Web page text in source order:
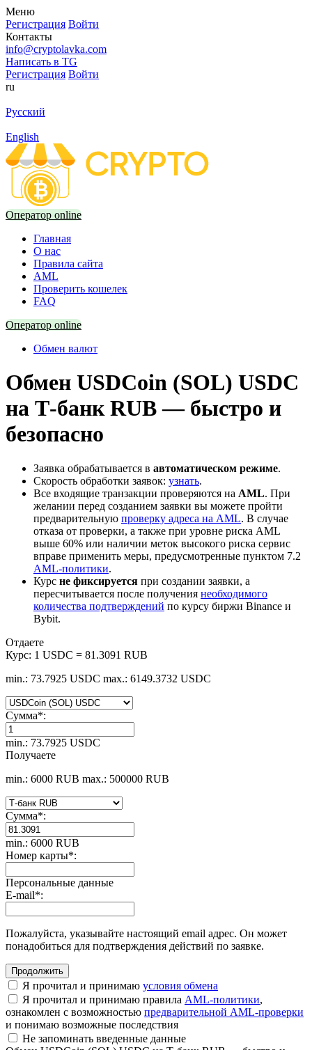
Меню
Регистрация Войти
Контакты
info@cryptolavka.com
Написать в TG
Регистрация Войти
ru
Русский
English
Оператор online
Главная
О нас
Правила сайта
AML
Проверить кошелек
FAQ
Оператор online
Обмен валют
Обмен USDCoin (SOL) USDC
на Т-банк RUB — быстро и
безопасно
Заявка обрабатывается в автоматическом режиме.
Скорость обработки заявок: узнать.
Все входящие транзакции проверяются на AML. При
желании перед созданием заявки вы можете пройти
предварительную проверку адреса на AML. В случае
отказа от проверки, а также при уровне риска AML
выше 60% или наличии меток высокого риска сервис
вправе применить меры, предусмотренные пунктом 7.2
AML-политики.
Курс не фиксируется при создании заявки, а
пересчитывается после получения необходимого
количества подтверждений по курсу биржи Binance и
Bybit.
Отдаете
Курс: 1 USDC = 81.3091 RUB
min.: 73.7925 USDC max.: 6149.3732 USDC
Сумма*:
min.: 73.7925 USDC
Получаете
min.: 6000 RUB max.: 500000 RUB
Сумма*:
min.: 6000 RUB
Номер карты*:
Персональные данные
E-mail*:
Пожалуйста, указывайте настоящий email адрес. Он может
понадобиться для подтверждения действий по заявке.
Я прочитал и принимаю условия обмена
Я прочитал и принимаю правила AML-политики,
ознакомлен с возможностью предварительной AML-проверки
и понимаю возможные последствия
Не запоминать введенные данные